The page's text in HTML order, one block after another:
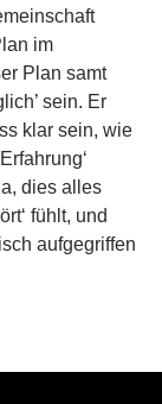
im
Plan samt
sein. Er
klar sein, wie
dies alles
fühlt, und
aufgegriffen